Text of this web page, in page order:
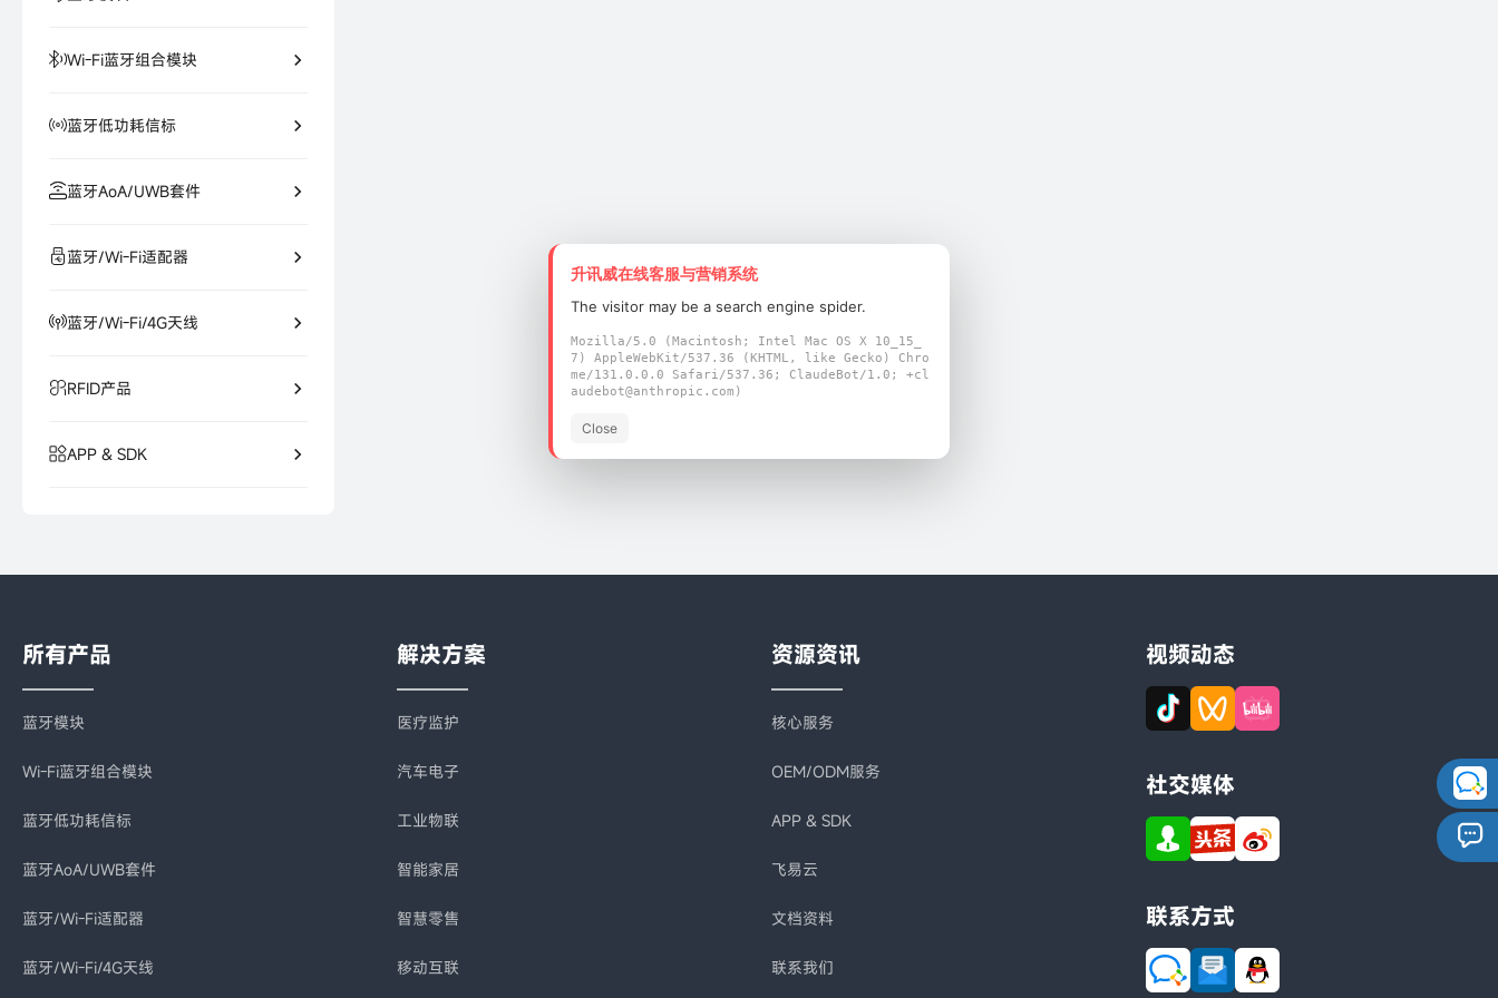
Wi-Fi蓝牙组合模块
蓝牙低功耗信标
蓝牙AoA/UWB套件
蓝牙/Wi-Fi适配器
蓝牙/Wi-Fi/4G天线
RFID产品
APP & SDK
所有产品
蓝牙模块
Wi-Fi蓝牙组合模块
蓝牙低功耗信标
蓝牙AoA/UWB套件
蓝牙/Wi-Fi适配器
蓝牙/Wi-Fi/4G天线
解决方案
医疗监护
汽车电子
工业物联
智能家居
智慧零售
移动互联
资源资讯
核心服务
OEM/ODM服务
APP & SDK
飞易云
文档资料
联系我们
视频动态
社交媒体
联系方式
升讯威在线客服与营销系统
The visitor may be a search engine spider.
Mozilla/5.0 (Macintosh; Intel Mac OS X 10_15_
7) AppleWebKit/537.36 (KHTML, like Gecko) Chro
me/131.0.0.0 Safari/537.36; ClaudeBot/1.0; +cl
audebot@anthropic.com)
Close